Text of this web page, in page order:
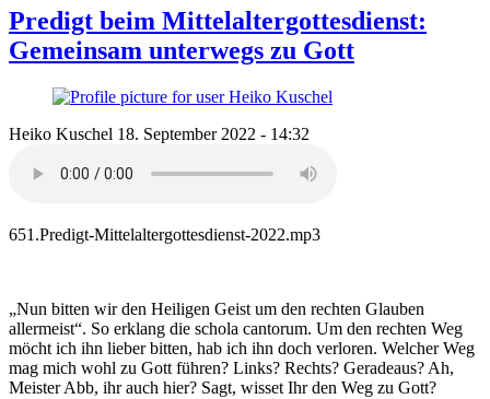
Predigt beim Mittelaltergottesdienst:
Gemeinsam unterwegs zu Gott
Heiko Kuschel 18. September 2022 - 14:32
651.Predigt-Mittelaltergottesdienst-2022.mp3
„Nun bitten wir den Heiligen Geist um den rechten Glauben
allermeist“. So erklang die schola cantorum. Um den rechten Weg
möcht ich ihn lieber bitten, hab ich ihn doch verloren. Welcher Weg
mag mich wohl zu Gott führen? Links? Rechts? Geradeaus? Ah,
Meister Abb, ihr auch hier? Sagt, wisset Ihr den Weg zu Gott?